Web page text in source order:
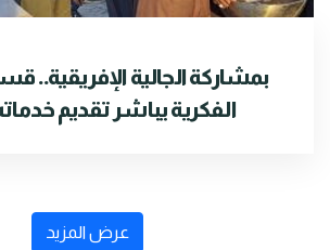
بمشاركة الجالية الإفريقية..
الفكرية يباشر تقديم
عرض المزيد